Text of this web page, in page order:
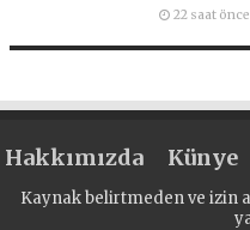
22 saat önce
Hakkımızda Künye
Kaynak belirtmeden ve izin